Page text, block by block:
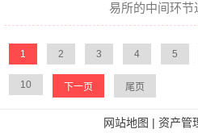
易所的中间环节
1 2 3 4 5
10 下一页 尾页
网站地图 | 资产管